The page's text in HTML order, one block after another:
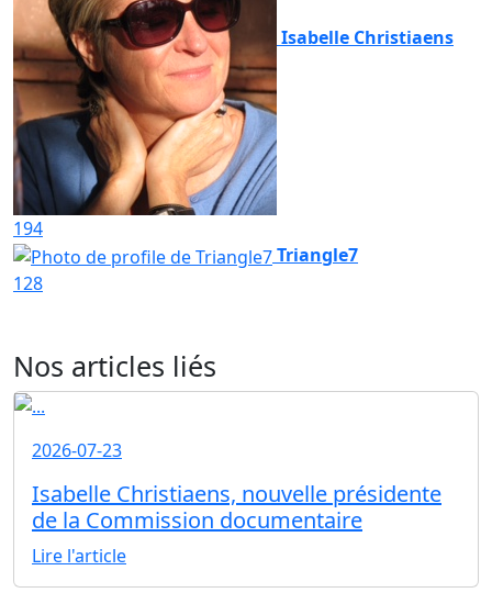
Isabelle Christiaens
194
Triangle7
128
Nos articles liés
2026-07-23
Isabelle Christiaens, nouvelle présidente
de la Commission documentaire
Lire l'article